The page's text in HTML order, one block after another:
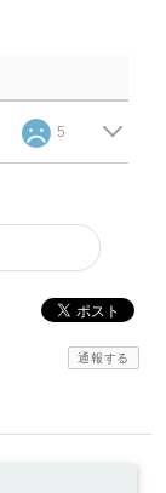
5
通報する